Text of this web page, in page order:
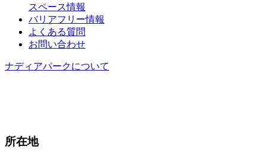
スペース情報
バリアフリー情報
よくある質問
お問い合わせ
ナディアパークについて
所在地